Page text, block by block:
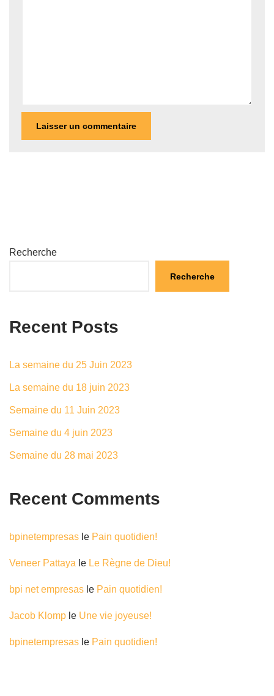
Recherche
Recherche
Recent Posts
La semaine du 25 Juin 2023
La semaine du 18 juin 2023
Semaine du 11 Juin 2023
Semaine du 4 juin 2023
Semaine du 28 mai 2023
Recent Comments
bpinetempresas le Pain quotidien!
Veneer Pattaya le Le Règne de Dieu!
bpi net empresas le Pain quotidien!
Jacob Klomp le Une vie joyeuse!
bpinetempresas le Pain quotidien!